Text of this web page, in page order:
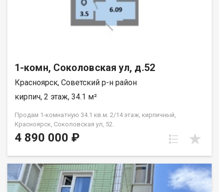
1-комн, Соколовская ул, д.52
Красноярск, Советский р-н район
кирпич, 2 этаж, 34.1 м²
Продам 1-комнатную 34.1 кв.м. 2/14 этаж, кирпичный,
Красноярск, Соколовская ул, 52.
4 890 000 ₽